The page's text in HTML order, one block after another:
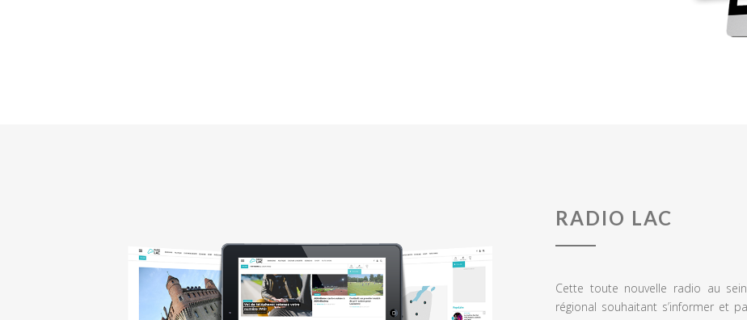
RADIO LAC
Cette toute nouvelle radio au
régional souhaitant s’informer et